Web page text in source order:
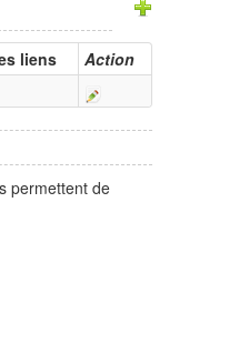
liens
Action
permettent de